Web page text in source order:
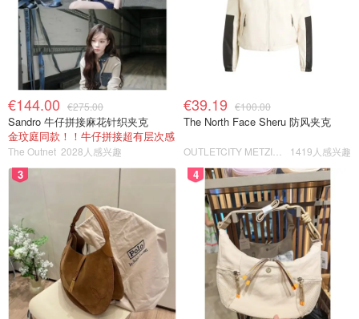
€144.00 €275.00
Sandro 牛仔拼接麻花针织夹克
金玟庭同款！！牛仔拼接超有层次感
The Outnet 2028人感兴趣
€39.19 €100.00
The North Face Sheru 防风夹克
1419人感兴趣
3 4